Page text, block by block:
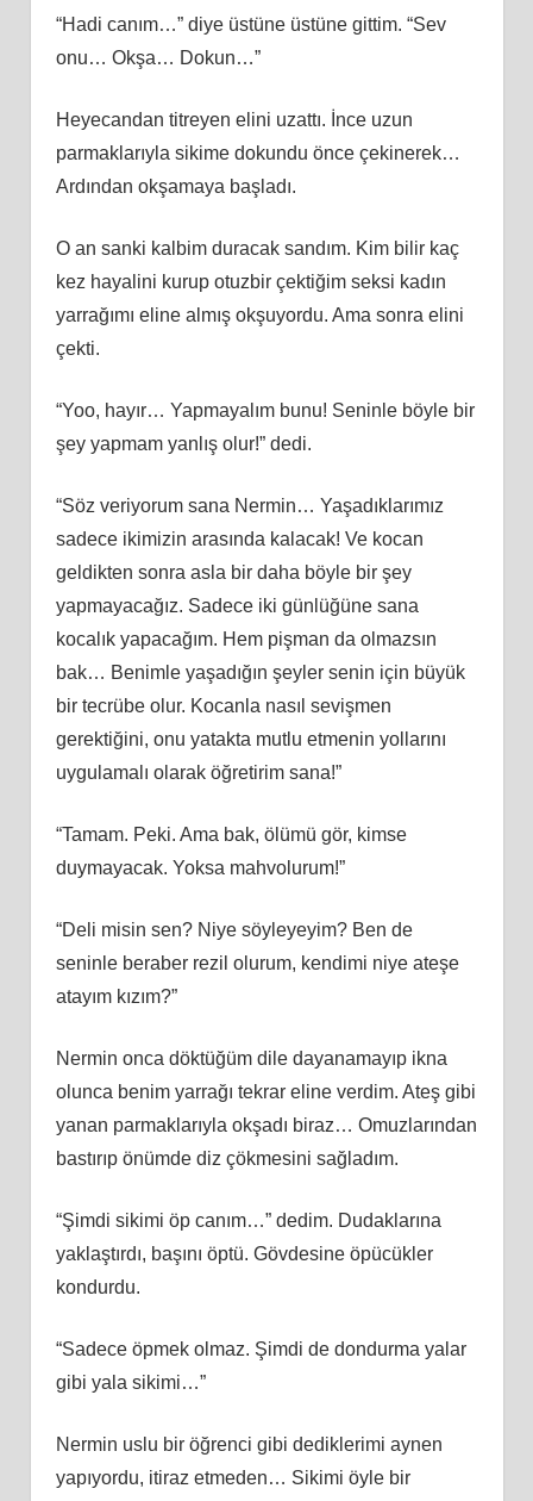
“Hadi canım…” diye üstüne üstüne gittim. “Sev
onu… Okşa… Dokun…”
Heyecandan titreyen elini uzattı. İnce uzun
parmaklarıyla sikime dokundu önce çekinerek…
Ardından okşamaya başladı.
O an sanki kalbim duracak sandım. Kim bilir kaç
kez hayalini kurup otuzbir çektiğim seksi kadın
yarrağımı eline almış okşuyordu. Ama sonra elini
çekti.
“Yoo, hayır… Yapmayalım bunu! Seninle böyle bir
şey yapmam yanlış olur!” dedi.
“Söz veriyorum sana Nermin… Yaşadıklarımız
sadece ikimizin arasında kalacak! Ve kocan
geldikten sonra asla bir daha böyle bir şey
yapmayacağız. Sadece iki günlüğüne sana
kocalık yapacağım. Hem pişman da olmazsın
bak… Benimle yaşadığın şeyler senin için büyük
bir tecrübe olur. Kocanla nasıl sevişmen
gerektiğini, onu yatakta mutlu etmenin yollarını
uygulamalı olarak öğretirim sana!”
“Tamam. Peki. Ama bak, ölümü gör, kimse
duymayacak. Yoksa mahvolurum!”
“Deli misin sen? Niye söyleyeyim? Ben de
seninle beraber rezil olurum, kendimi niye ateşe
atayım kızım?”
Nermin onca döktüğüm dile dayanamayıp ikna
olunca benim yarrağı tekrar eline verdim. Ateş gibi
yanan parmaklarıyla okşadı biraz… Omuzlarından
bastırıp önümde diz çökmesini sağladım.
“Şimdi sikimi öp canım…” dedim. Dudaklarına
yaklaştırdı, başını öptü. Gövdesine öpücükler
kondurdu.
“Sadece öpmek olmaz. Şimdi de dondurma yalar
gibi yala sikimi…”
Nermin uslu bir öğrenci gibi dediklerimi aynen
yapıyordu, itiraz etmeden… Sikimi öyle bir